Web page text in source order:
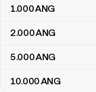
1.000ANG
2.000ANG
5.000ANG
10.000ANG